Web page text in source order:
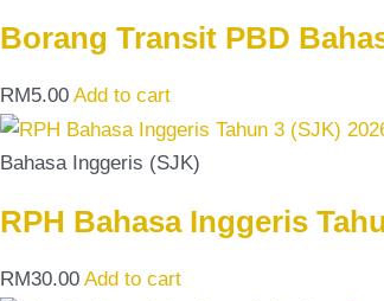
Borang Transit PBD
RM5.00 Add to cart
Bahasa Inggeris (SJK)
RPH Bahasa Inggeris
RM30.00 Add to cart